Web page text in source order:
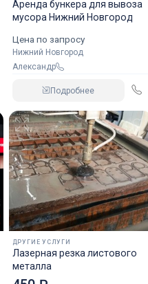
Аренда бункера для вывоза
мусора Нижний Новгород
Цена по запросу
Нижний Новгород
Александр
Подробнее
ДРУГИЕ УСЛУГИ
Лазерная резка листового
металла